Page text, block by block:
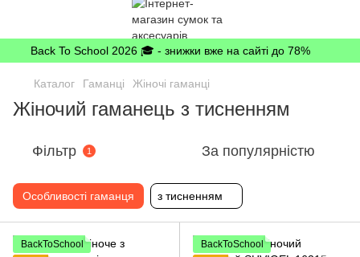
Back To School 2026 🎓 - знижки вже на сайті до 78%
Каталог Гаманці Жіночі гаманці
Жіночий гаманець з тисненням
Фільтр 1 За популярністю
Особливості гаманця з тисненням
BackToSchool
BackToSchool